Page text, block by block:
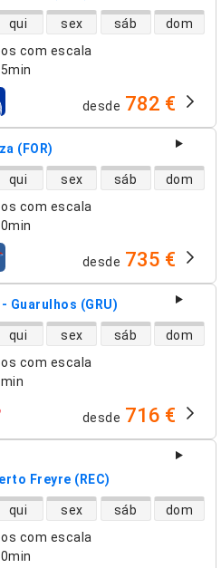
com escala
qui sex sáb dom
desde 782 €
(FOR)
com escala
qui sex sáb dom
desde 735 €
Guarulhos (GRU)
com escala
qui sex sáb dom
desde 716 €
Freyre (REC)
com escala
qui sex sáb dom